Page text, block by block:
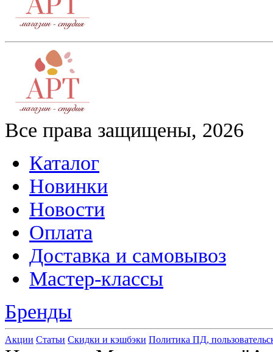
Все права защищены, 2026
Каталог
Новинки
Новости
Оплата
Доставка и самовывоз
Мастер-классы
Бренды
Акции Статьи Скидки и кэшбэки Политика ПД,